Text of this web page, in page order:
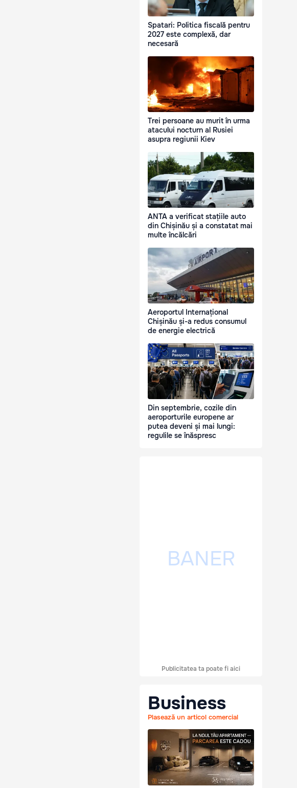
Spatari: Politica fiscală pentru
2027 este complexă, dar
necesară
Trei persoane au murit în urma
atacului nocturn al Rusiei
asupra regiunii Kiev
ANTA a verificat stațiile auto
din Chișinău și a constatat mai
multe încălcări
Aeroportul Internațional
Chișinău și-a redus consumul
de energie electrică
Din septembrie, cozile din
aeroporturile europene ar
putea deveni și mai lungi:
regulile se înăspresc
Publicitatea ta poate fi aici
Business
Plasează un articol comercial